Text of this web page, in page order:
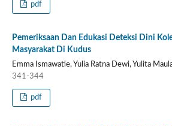
pdf
Pemeriksaan Dan Edukasi Deteksi Dini
Masyarakat Di Kudus
Emma Ismawatie, Yulia Ratna Dewi, Yulita
341-344
pdf